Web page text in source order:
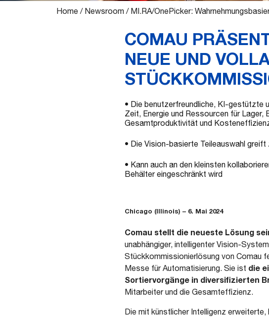
Home / Newsroom / MI.RA/OnePicker:
COMAU
NEUE UND
• Die benutzerfreundliche, KI-gestützte
Zeit, Energie und Ressourcen für Lager,
Gesamtproduktivität und
• Die Vision-basierte Teileauswahl
• Kann auch an den kleinsten
Behälter eingeschränkt wird
Chicago (Illinois) – 6. Mai 2024
Comau stellt die neueste Lösung
unabhängiger, intelligenter Vision-
Stückkommissionierlösung von Comau
Messe für Automatisierung. Sie ist die
Sortiervorgänge in diversifizierten
Mitarbeiter und die Gesamteffizienz.
Die mit künstlicher Intelligenz